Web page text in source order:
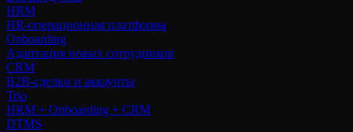
HRM
HR-операционная платформа
Onboarding
Адаптация новых сотрудников
CRM
B2B-сделки и аккаунты
Trio
HRM + Onboarding + CRM
DTMS